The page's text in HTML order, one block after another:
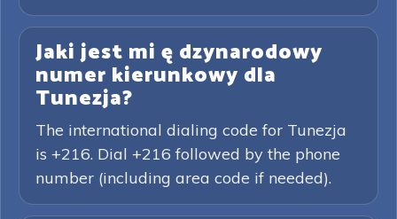
Jaki jest mi ę dzynarodowy
numer kierunkowy dla
Tunezja?
The international dialing code for Tunezja
is +216. Dial +216 followed by the phone
number (including area code if needed).